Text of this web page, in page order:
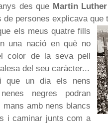
des que Martin
de persones explicava que
els meus quatre fills
una nació en què no
color de la seva pell
del seu caràcter...
que un dia els nens
negres podran
amb nens blancs
i caminar junts com a